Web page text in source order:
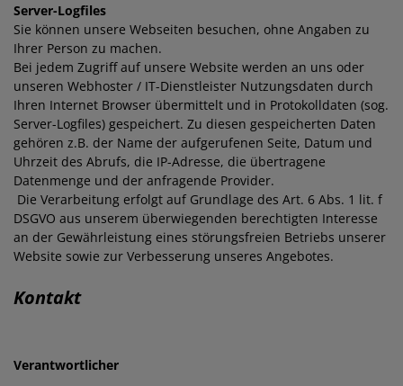
Server-Logfiles
Sie können unsere Webseiten besuchen, ohne Angaben zu
Ihrer Person zu machen.
Bei jedem Zugriff auf unsere Website werden an uns oder
unseren Webhoster / IT-Dienstleister Nutzungsdaten durch
Ihren Internet Browser übermittelt und in Protokolldaten (sog.
Server-Logfiles) gespeichert. Zu diesen gespeicherten Daten
gehören z.B. der Name der aufgerufenen Seite, Datum und
Uhrzeit des Abrufs, die IP-Adresse, die übertragene
Datenmenge und der anfragende Provider.
Die Verarbeitung erfolgt auf Grundlage des Art. 6 Abs. 1 lit. f
DSGVO aus unserem überwiegenden berechtigten Interesse
an der Gewährleistung eines störungsfreien Betriebs unserer
Website sowie zur Verbesserung unseres Angebotes.
Kontakt
Verantwortlicher